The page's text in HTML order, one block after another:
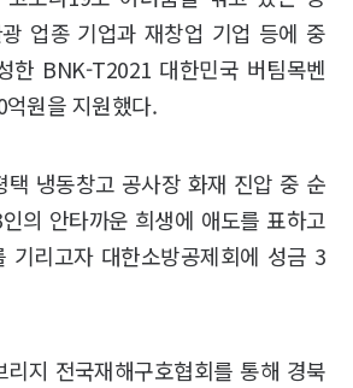
광 업종 기업과 재창업 기업 등에 중
한 BNK-T2021 대한민국 버팀목벤
원을 지원했다.
냉동창고 공사장 화재 진압 중 순
의 안타까운 희생에 애도를 표하고
기리고자 대한소방공제회에 성금 3
지 전국재해구호협회를 통해 경북